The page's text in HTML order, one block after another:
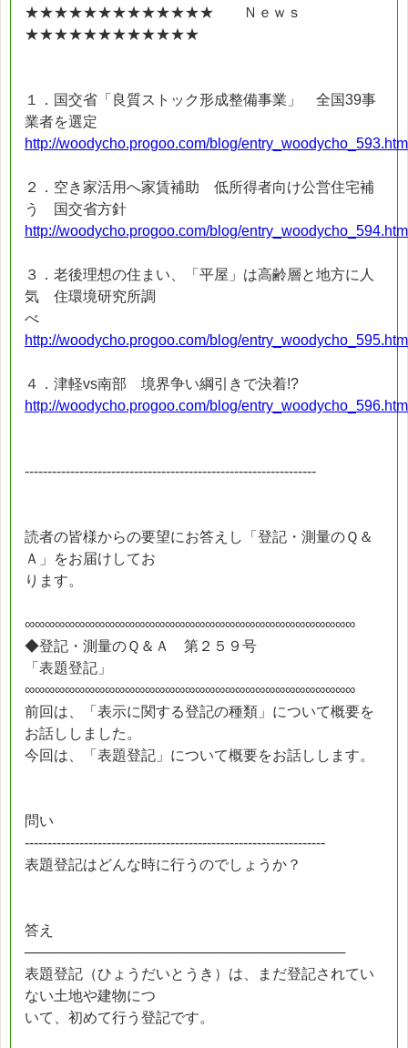
★★★★★★★★★★★★★ Ｎｅｗｓ
★★★★★★★★★★★★
１．国交省「良質ストック形成整備事業」 全国39事
業者を選定
http://woodycho.progoo.com/blog/
２．空き家活用へ家賃補助 低所得者向け公営住宅補
う 国交省方針
http://woodycho.progoo.com/blog/
３．老後理想の住まい、「平屋」は高齢層と地方に人
気 住環境研究所調
べ
http://woodycho.progoo.com/blog/
４．津軽vs南部 境界争い綱引きで決着!?
http://woodycho.progoo.com/blog/
----------------------------------------------------------------
読者の皆様からの要望にお答えし「登記・測量のＱ＆
Ａ」をお届けしてお
ります。
∞∞∞∞∞∞∞∞∞∞∞∞∞∞∞∞∞∞∞∞∞∞∞∞∞∞∞∞∞∞∞∞∞
◆登記・測量のＱ＆Ａ 第２５９号
「表題登記」
∞∞∞∞∞∞∞∞∞∞∞∞∞∞∞∞∞∞∞∞∞∞∞∞∞∞∞∞∞∞∞∞∞
前回は、「表示に関する登記の種類」について概要を
お話ししました。
今回は、「表題登記」について概要をお話しします。
問い
------------------------------------------------------------------
表題登記はどんな時に行うのでしょうか？
答え
────────────────────────────────
表題登記（ひょうだいとうき）は、まだ登記されてい
ない土地や建物につ
いて、初めて行う登記です。